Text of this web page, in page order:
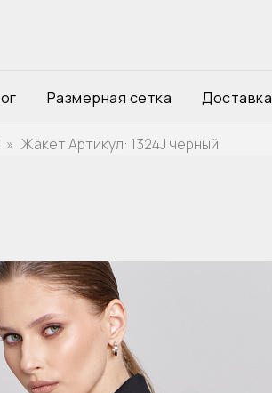
Размерная сетка Доставка
Жакет Артикул: 1324J черный